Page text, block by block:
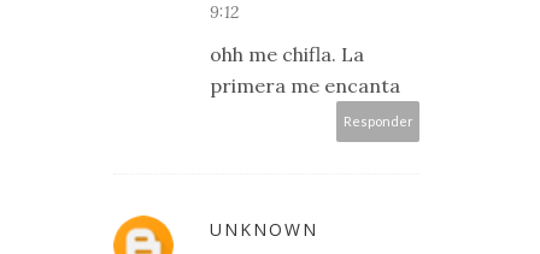
9:12
ohh me chifla. La
primera me encanta
Responder
UNKNOWN